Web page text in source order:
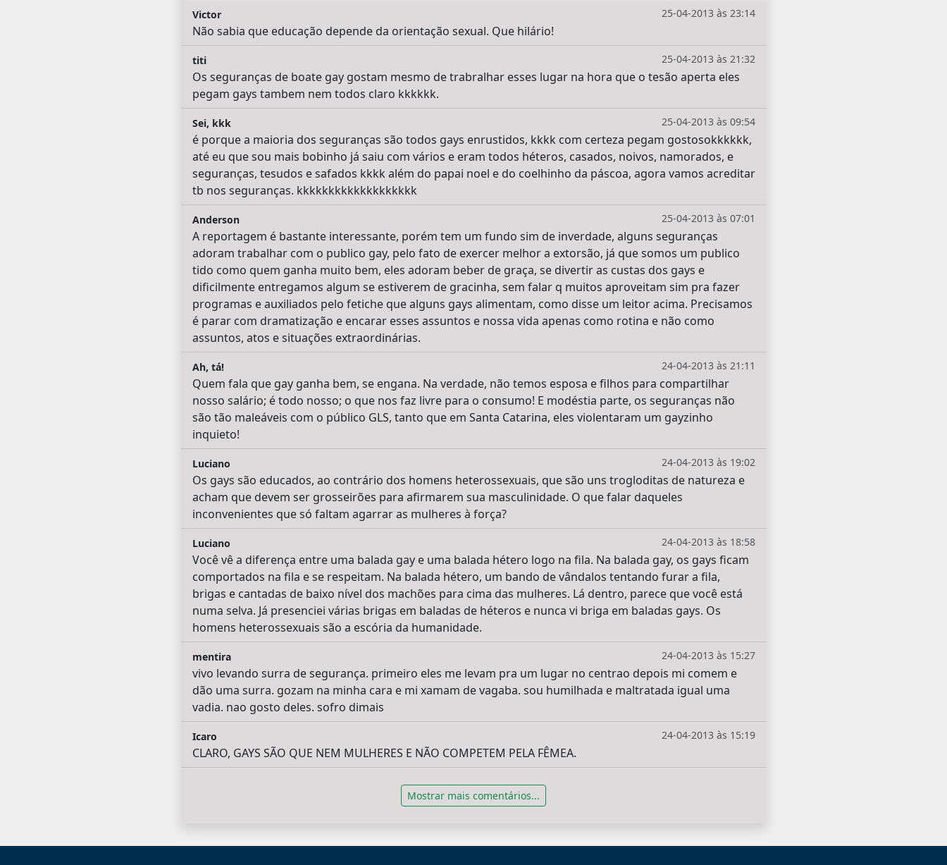
25-04-2013 às 23:14
Victor
Não sabia que educação depende da orientação sexual. Que hilário!
25-04-2013 às 21:32
titi
Os seguranças de boate gay gostam mesmo de trabralhar esses lugar na hora que o tesão aperta eles
pegam gays tambem nem todos claro kkkkkk.
25-04-2013 às 09:54
Sei, kkk
é porque a maioria dos seguranças são todos gays enrustidos, kkkk com certeza pegam gostosokkkkkk,
até eu que sou mais bobinho já saiu com vários e eram todos héteros, casados, noivos, namorados, e
seguranças, tesudos e safados kkkk além do papai noel e do coelhinho da páscoa, agora vamos acreditar
tb nos seguranças. kkkkkkkkkkkkkkkkkkk
25-04-2013 às 07:01
Anderson
A reportagem é bastante interessante, porém tem um fundo sim de inverdade, alguns seguranças
adoram trabalhar com o publico gay, pelo fato de exercer melhor a extorsão, já que somos um publico
tido como quem ganha muito bem, eles adoram beber de graça, se divertir as custas dos gays e
dificilmente entregamos algum se estiverem de gracinha, sem falar q muitos aproveitam sim pra fazer
programas e auxiliados pelo fetiche que alguns gays alimentam, como disse um leitor acima. Precisamos
é parar com dramatização e encarar esses assuntos e nossa vida apenas como rotina e não como
assuntos, atos e situações extraordinárias.
24-04-2013 às 21:11
Ah, tá!
Quem fala que gay ganha bem, se engana. Na verdade, não temos esposa e filhos para compartilhar
nosso salário; é todo nosso; o que nos faz livre para o consumo! E modéstia parte, os seguranças não
são tão maleáveis com o público GLS, tanto que em Santa Catarina, eles violentaram um gayzinho
inquieto!
24-04-2013 às 19:02
Luciano
Os gays são educados, ao contrário dos homens heterossexuais, que são uns trogloditas de natureza e
acham que devem ser grosseirões para afirmarem sua masculinidade. O que falar daqueles
inconvenientes que só faltam agarrar as mulheres à força?
24-04-2013 às 18:58
Luciano
Você vê a diferença entre uma balada gay e uma balada hétero logo na fila. Na balada gay, os gays ficam
comportados na fila e se respeitam. Na balada hétero, um bando de vândalos tentando furar a fila,
brigas e cantadas de baixo nível dos machões para cima das mulheres. Lá dentro, parece que você está
numa selva. Já presenciei várias brigas em baladas de héteros e nunca vi briga em baladas gays. Os
homens heterossexuais são a escória da humanidade.
24-04-2013 às 15:27
mentira
vivo levando surra de segurança. primeiro eles me levam pra um lugar no centrao depois mi comem e
dão uma surra. gozam na minha cara e mi xamam de vagaba. sou humilhada e maltratada igual uma
vadia. nao gosto deles. sofro dimais
24-04-2013 às 15:19
Icaro
CLARO, GAYS SÃO QUE NEM MULHERES E NÃO COMPETEM PELA FÊMEA.
Mostrar mais comentários...